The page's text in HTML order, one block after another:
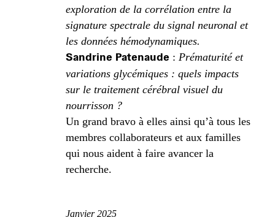
exploration de la corrélation entre la
signature spectrale du signal neuronal et
les données hémodynamiques.
Sandrine Patenaude : Prématurité et
variations glycémiques : quels impacts
sur le traitement cérébral visuel du
nourrisson ?
Un grand bravo à elles ainsi qu’à tous les
membres collaborateurs et aux familles
qui nous aident à faire avancer la
recherche.
Janvier 2025